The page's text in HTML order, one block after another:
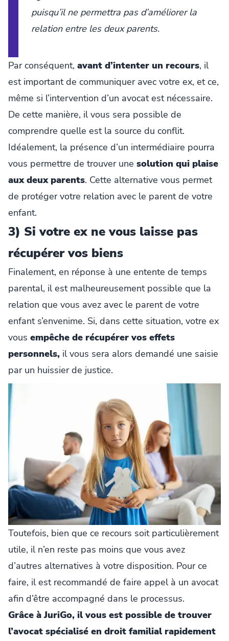
puisqu’il ne permettra pas d’améliorer la
relation entre les deux parents.
Par conséquent, avant d’intenter un recours, il
est important de communiquer avec votre ex, et ce,
même si l’intervention d’un avocat est nécessaire.
De cette manière, il vous sera possible de
comprendre quelle est la source du conflit.
Idéalement, la présence d’un intermédiaire pourra
vous permettre de trouver une solution qui plaise
aux deux parents. Cette alternative vous permet
de protéger votre relation avec le parent de votre
enfant.
3) Si votre ex ne vous laisse pas
récupérer vos biens
Finalement, en réponse à une entente de temps
parental, il est malheureusement possible que la
relation que vous avez avec le parent de votre
enfant s’envenime. Si, dans cette situation, votre ex
vous empêche de récupérer vos effets
personnels, il vous sera alors demandé une saisie
par un huissier de justice.
Toutefois, bien que ce recours soit particulièrement
utile, il n’en reste pas moins que vous avez
d’autres alternatives à votre disposition. Pour ce
faire, il est recommandé de faire appel à un avocat
afin d’être accompagné dans le processus.
Grâce à JuriGo, il vous est possible de trouver
l’avocat spécialisé en droit familial rapidement